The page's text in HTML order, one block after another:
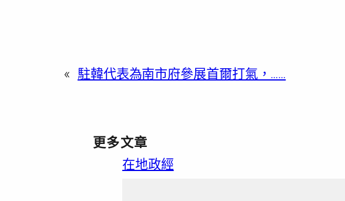
« 駐韓代表為南市府參展首爾打氣，……
更多文章
在地政經